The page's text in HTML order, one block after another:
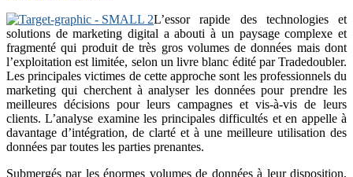
L’essor rapide des technologies et
solutions de marketing digital a abouti à un paysage complexe et
fragmenté qui produit de très gros volumes de données mais dont
l’exploitation est limitée, selon un livre blanc édité par Tradedoubler.
Les principales victimes de cette approche sont les professionnels du
marketing qui cherchent à analyser les données pour prendre les
meilleures décisions pour leurs campagnes et vis-à-vis de leurs
clients. L’analyse examine les principales difficultés et en appelle à
davantage d’intégration, de clarté et à une meilleure utilisation des
données par toutes les parties prenantes.
Submergés par les énormes volumes de données à leur disposition,